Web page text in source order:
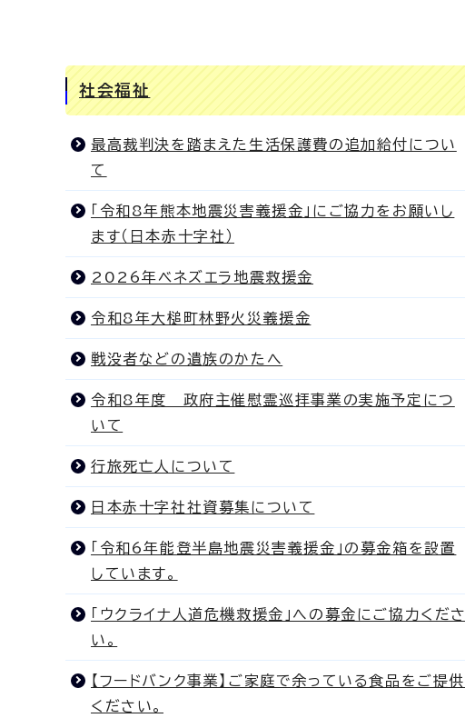
社会福祉
最高裁判決を踏まえた生活保護費の追加給付につい
て
「令和8年熊本地震災害義援金」にご協力をお願いし
ます（日本赤十字社）
2026年ベネズエラ地震救援金
令和8年大槌町林野火災義援金
戦没者などの遺族のかたへ
令和8年度 政府主催慰霊巡拝事業の実施予定につ
いて
行旅死亡人について
日本赤十字社社資募集について
「令和6年能登半島地震災害義援金」の募金箱を設置
しています。
「ウクライナ人道危機救援金」への募金にご協力くださ
い。
【フードバンク事業】ご家庭で余っている食品をご提供
ください。